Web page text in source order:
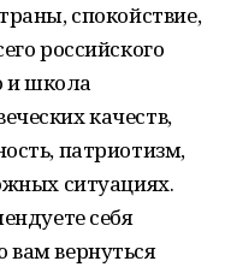
спокойствие,
российского
и школа
качеств,
патриотизм,
ситуациях.
себя
вернуться